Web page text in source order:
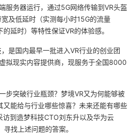
服务器运行，通过5G网络传输到VR头盔
及低延时（实测每小时15G的流量
延时）等特性保证VR的体验感。
是国内最早一批进入VR行业的创业团
拟现实内容提供商，现服务于全国8000
步突破行业瓶颈？梦境VR又为何能够被
又能给与行业哪些惊喜？未来还能有哪些
到造梦科技CTO刘东升以及华为云
找上述问题的答案。